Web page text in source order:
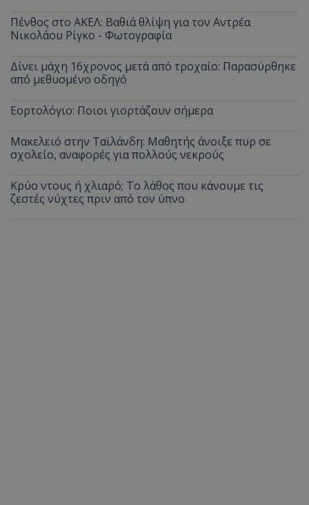
Πένθος στο ΑΚΕΛ: Βαθιά θλίψη για τον Αντρέα
Νικολάου Ρίγκο - Φωτογραφία
Δίνει μάχη 16χρονος μετά από τροχαίο: Παρασύρθηκε
από μεθυσμένο οδηγό
Εορτολόγιο: Ποιοι γιορτάζουν σήμερα
Μακελειό στην Ταϊλάνδη: Μαθητής άνοιξε πυρ σε
σχολείο, αναφορές για πολλούς νεκρούς
Κρύο ντους ή χλιαρό; Το λάθος που κάνουμε τις
ζεστές νύχτες πριν από τον ύπνο